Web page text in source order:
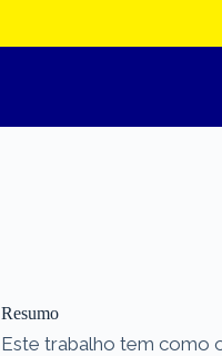
Resumo
Este trabalho tem como